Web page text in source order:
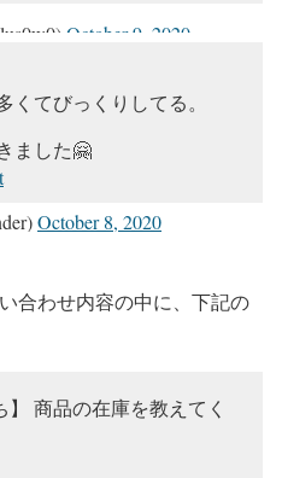
October 9, 2020
くてびっくりしてる。
ました🤗
October 8, 2020
合わせ内容の中に、下記の
商品の在庫を教えてく